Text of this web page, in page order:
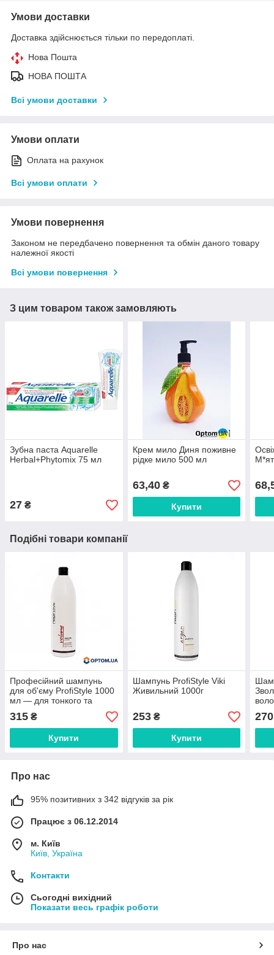
Умови доставки
Доставка здійснюється тільки по передоплаті.
Нова Пошта
НОВА ПОШТА
Всі умови доставки
Умови оплати
Оплата на рахунок
Всі умови оплати
Умови повернення
Законом не передбачено повернення та обмін даного товару
належної якості
Всі умови повернення
З цим товаром також замовляють
Зубна паста Aquarelle
Herbal+Phytomix 75 мл
27 ₴
Крем мило Диня поживне
рідке мило 500 мл
63,40₴
Купити
Подібні товари компанії
Професійний шампунь
для об'єму ProfiStyle 1000
мл — для тонкого та
(Профі Стайл)
315 ₴
Купити
Шампунь ProfiStyle Viki
Живильний 1000г
253₴
Купити
270
Про нас
95% позитивних з 342 відгуків за рік
Працює з 06.12.2014
м. Київ
Київ, Україна
Контакти
Сьогодні вихідний
Показати весь графік роботи
Про нас